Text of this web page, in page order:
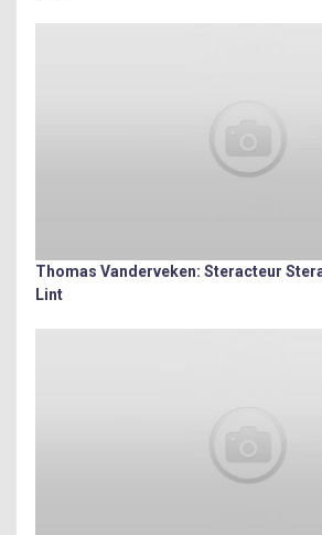
Thomas Vanderveken: Steracteur
Lint